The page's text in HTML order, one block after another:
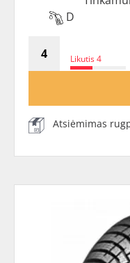
D
Likutis 4
Atsiėmimas